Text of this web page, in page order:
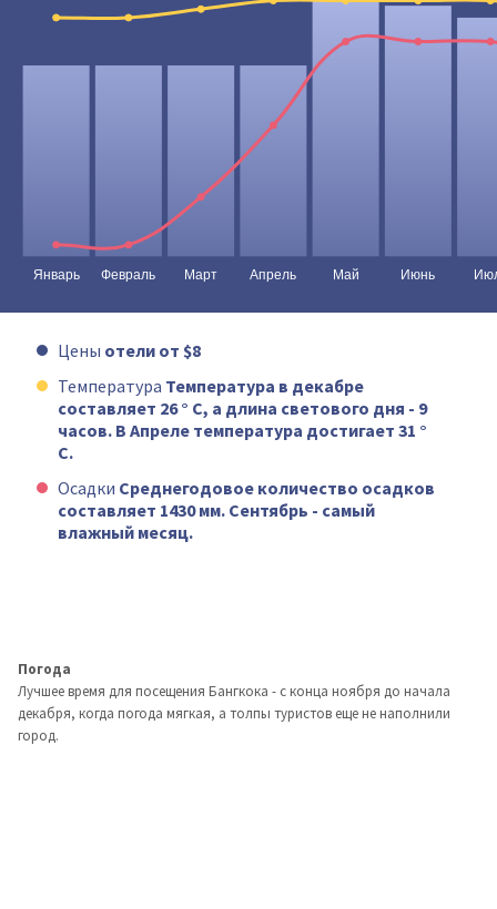
Цены отели от $8
Температура Температура в декабре
составляет 26 ° C, а длина светового дня - 9
часов. В Апреле температура достигает 31 °
C.
Осадки Среднегодовое количество осадков
составляет 1430 мм. Сентябрь - самый
влажный месяц.
Погода
Лучшее время для посещения Бангкока - с конца ноября до начала
декабря, когда погода мягкая, а толпы туристов еще не наполнили
город.